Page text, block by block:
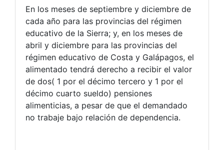
En los meses de septiembre y diciembre de
cada año para las provincias del régimen
educativo de la Sierra; y, en los meses de
abril y diciembre para las provincias del
régimen educativo de Costa y Galápagos, el
alimentado tendrá derecho a recibir el valor
de dos( 1 por el décimo tercero y 1 por el
décimo cuarto sueldo) pensiones
alimenticias, a pesar de que el demandado
no trabaje bajo relación de dependencia.